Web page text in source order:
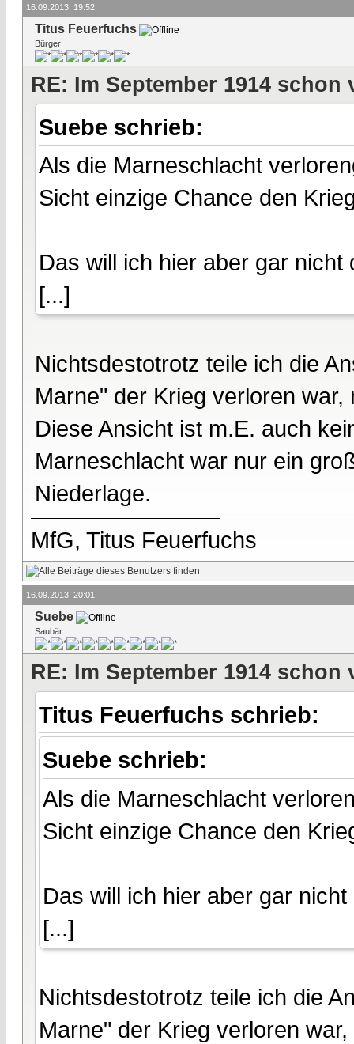
16.09.2013, 19:52
Titus Feuerfuchs
Bürger
RE: Im September 1914 schon
Suebe schrieb:
Als die Marneschlacht
Sicht einzige Chance den
Das will ich hier aber gar nicht
[...]
Nichtsdestotrotz teile ich die
Marne" der Krieg verloren war,
Diese Ansicht ist m.E. auch
Marneschlacht war nur ein
Niederlage.
MfG, Titus Feuerfuchs
16.09.2013, 20:01
Suebe
Saubär
RE: Im September 1914 schon
Titus Feuerfuchs schrieb:
Suebe schrieb:
Als die Marneschlacht
Sicht einzige Chance den
Das will ich hier aber gar
[...]
Nichtsdestotrotz teile ich die
Marne" der Krieg verloren war,